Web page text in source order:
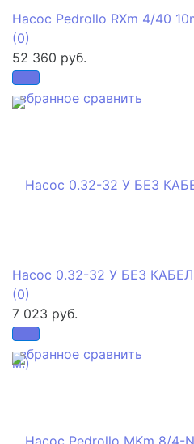
избранное сравнить
Насос Pedrollo RXm 4/40
(0)
52 360 руб.
избранное сравнить
Насос 0.32-32 У БЕЗ
(0)
7 023 руб.